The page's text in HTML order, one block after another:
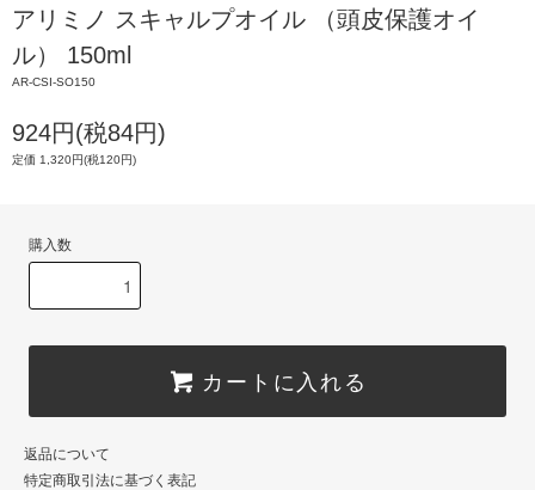
アリミノ スキャルプオイル （頭皮保護オイ
ル） 150ml
AR-CSI-SO150
924円(税84円)
定価 1,320円(税120円)
購入数
カートに入れる
返品について
特定商取引法に基づく表記